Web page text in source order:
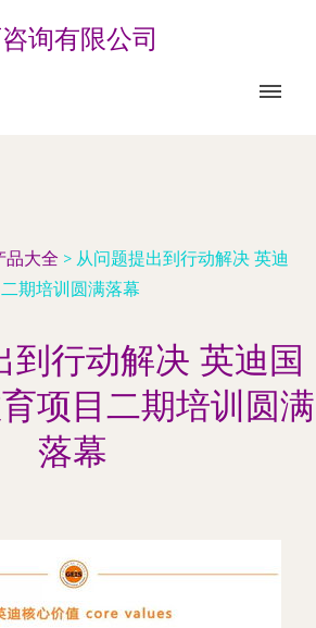
询有限公司
品大全 > 从问题提出到行动解决 英迪
期培训圆满落幕
到行动解决 英迪国
项目二期培训圆满
落幕